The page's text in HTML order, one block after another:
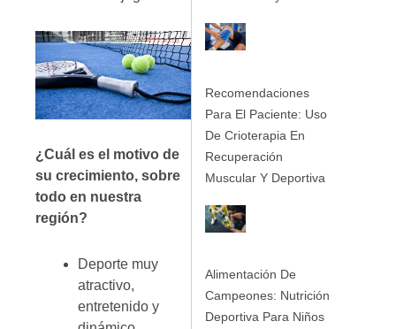
¿Cuál es el motivo de
su crecimiento, sobre
todo en nuestra
región?
Deporte muy
atractivo,
entretenido y
Recomendaciones
Para El Paciente: Uso
De Crioterapia En
Recuperación
Muscular Y Deportiva
Alimentación De
Campeones: Nutrición
Deportiva Para Niños